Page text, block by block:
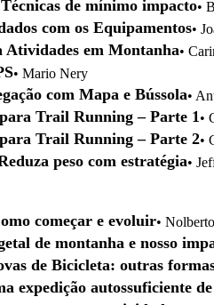
de mínimo impacto•
com os Equipamentos•
Atividades em Montanha•
• Mario Nery
com Mapa e Bússola•
Trail Running – Parte 1•
Trail Running – Parte 2•
peso com estratégia•
começar e evoluir•
de montanha e nosso
de Bicicleta: outras
expedição autossuficiente